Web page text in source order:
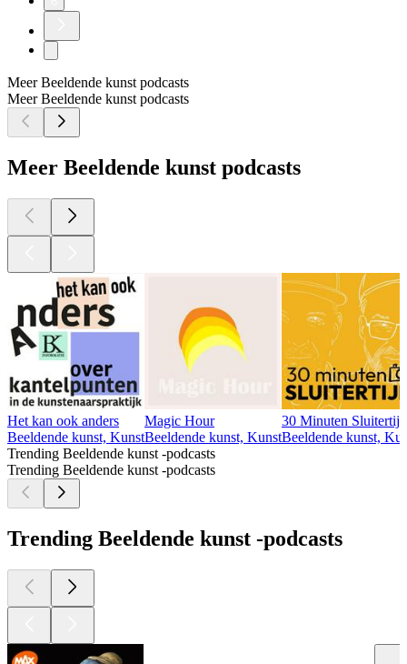
Meer Beeldende kunst podcasts
Meer Beeldende kunst podcasts
Meer Beeldende kunst podcasts
Het kan ook anders
Beeldende kunst, Kunst
Magic Hour
Beeldende kunst, Kunst
30 Minuten Sluitertijd
Beeldende kunst,
Trending Beeldende kunst -podcasts
Trending Beeldende kunst -podcasts
Trending Beeldende kunst -podcasts